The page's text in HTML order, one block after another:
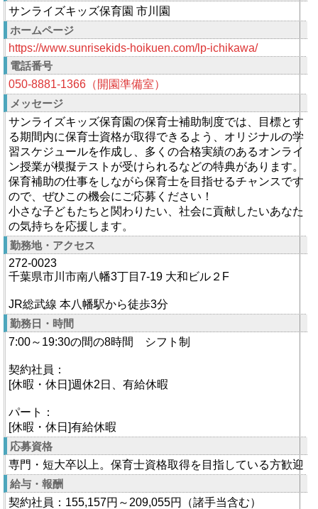
サンライズキッズ保育園 市川園
ホームページ
https://www.sunrisekids-hoikuen.com/lp-ichikawa/
電話番号
050-8881-1366（開園準備室）
メッセージ
サンライズキッズ保育園の保育士補助制度では、目標とす
る期間内に保育士資格が取得できるよう、オリジナルの学
習スケジュールを作成し、多くの合格実績のあるオンライ
ン授業が模擬テストが受けられるなどの特典があります。
保育補助の仕事をしながら保育士を目指せるチャンスです
ので、ぜひこの機会にご応募ください！
小さな子どもたちと関わりたい、社会に貢献したいあなた
の気持ちを応援します。
勤務地・アクセス
272-0023
千葉県市川市南八幡3丁目7-19 大和ビル２F
JR総武線 本八幡駅から徒歩3分
勤務日・時間
7:00～19:30の間の8時間 シフト制
契約社員：
[休暇・休日]週休2日、有給休暇
パート：
[休暇・休日]有給休暇
応募資格
専門・短大卒以上。保育士資格取得を目指している方歓迎
給与・報酬
契約社員：155,157円～209,055円（諸手当含む）